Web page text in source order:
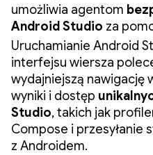
umożliwia agentom
Android Studio za
Uruchamianie Android
interfejsu wiersza
wydajniejszą nawigację
wyniki i dostęp
Studio, takich jak
Compose i przesyłanie
z Androidem.